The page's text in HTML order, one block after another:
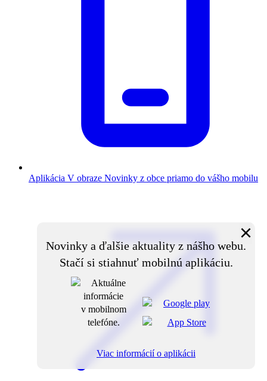
Aplikácia V obraze Novinky z obce priamo do vášho mobilu
Novinky a ďalšie aktuality z nášho webu.
Stačí si stiahnuť mobilnú aplikáciu.
×
Viac informácií o aplikácii